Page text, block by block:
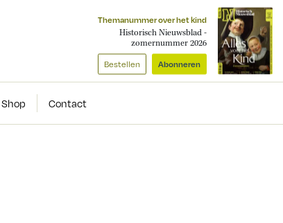
Themanummer over het kind
Historisch Nieuwsblad -
zomernummer 2026
Bestellen Abonneren
Shop Contact